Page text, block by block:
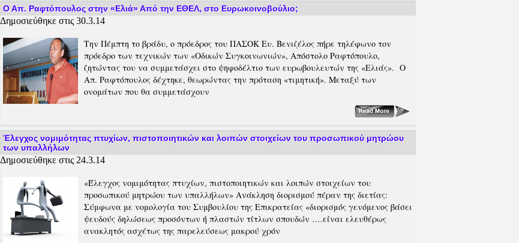
Ο Απ. Ραφτόπουλος στην «Ελιά» Από την ΕΘΕΛ, στο Ευρωκοινοβούλιο;
Δημοσιεύθηκε στις 30.3.14
Την Πέμπτη το βράδυ, ο πρόεδρος του ΠΑΣΟΚ Ευ. Βενιζέλος πήρε τηλέφωνο τον
πρόεδρο των τεχνικών των «Οδικών Συγκοινωνιών», Απόστολο Ραφτόπουλο,
ζητώντας του να συμμετάσχει στο ψηφοδέλτιο των ευρωβουλευτών της «Ελιάς». Ο
Απ. Ραφτόπουλος δέχτηκε, θεωρώντας την πρόταση «τιμητική». Μεταξύ των
ονομάτων που θα συμμετάσχουν
Έλεγχος νομιμότητας πτυχίων, πιστοποιητικών και λοιπών στοιχείων του προσωπικού μητρώου
των υπαλλήλων
Δημοσιεύθηκε στις 24.3.14
«Έλεγχος νομιμότητας πτυχίων, πιστοποιητικών και λοιπών στοιχείων του
προσωπικού μητρώου των υπαλλήλων» Ανάκληση διορισμού πέραν της διετίας:
Σύμφωνα με νομολογία του Συμβουλίου της Επικρατείας «διορισμός γενόμενος βάσει
ψευδούς δηλώσεως προσόντων ή πλαστών τίτλων σπουδών ….είναι ελευθέρως
ανακλητός ασχέτως της παρελεύσεως μακρού χρόν